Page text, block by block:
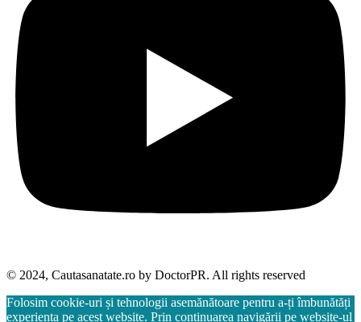
© 2024, Cautasanatate.ro by DoctorPR. All rights reserved
Folosim cookie-uri și tehnologii asemănătoare pentru a-ți îmbunătăți
experiența pe acest website. Prin continuarea navigării pe website-ul